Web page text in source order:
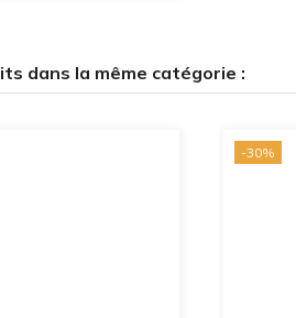
dans la même catégorie :
-30%